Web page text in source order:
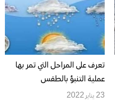
تعرف على المراحل التي تمر بها
عملية التنبؤ بالطقس
23 يناير 2022